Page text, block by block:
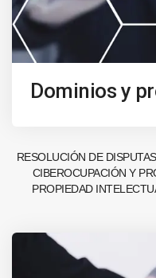
Dominios y
RESOLUCIÓN DE
CIBEROCUPACIÓN Y
PROPIEDAD